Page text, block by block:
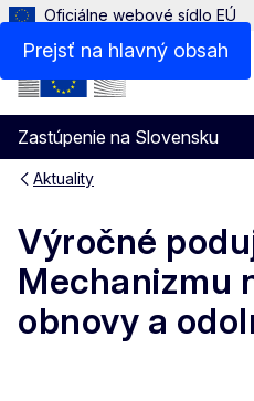
Prejsť na hlavný obsah
Oficiálne webové sídlo EÚ
Zastúpenie na Slovensku
Menu
Aktuality
Výročné
Mechanizmu
obnovy a